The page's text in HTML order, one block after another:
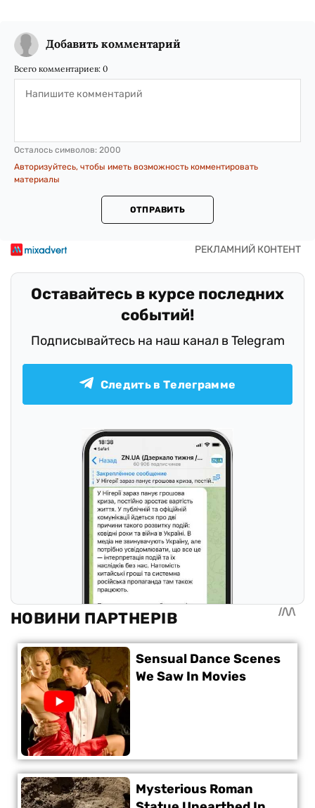
Добавить комментарий
Всего комментариев: 0
Осталось символов: 2000
Авторизуйтесь, чтобы иметь возможность комментировать
материалы
ОТПРАВИТЬ
Оставайтесь в курсе последних
событий!
Подписывайтесь на наш канал в Telegram
Следить в Телеграмме